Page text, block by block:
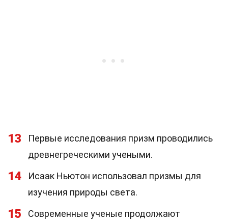
13
Первые исследования призм проводились
древнегреческими учеными.
14
Исаак Ньютон использовал призмы для
изучения природы света.
15
Современные ученые продолжают